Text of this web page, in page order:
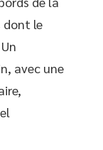
dont le
avec une